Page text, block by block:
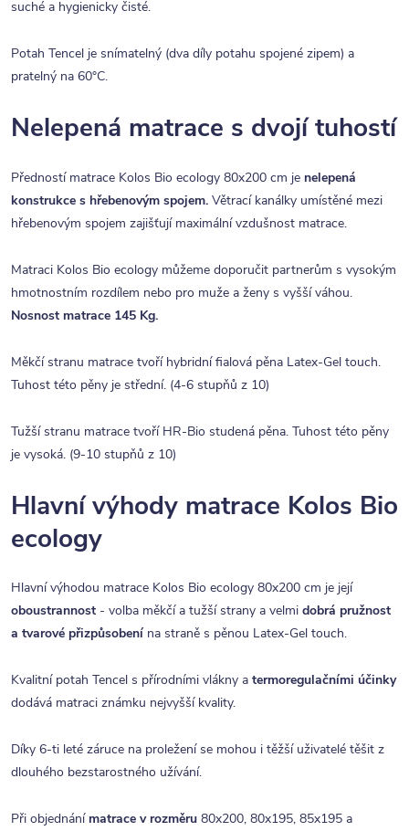
suché a hygienicky čisté.
Potah Tencel je snímatelný (dva díly potahu spojené zipem) a
pratelný na 60°C.
Nelepená matrace s dvojí tuhostí
Předností matrace Kolos Bio ecology 80x200 cm je nelepená
konstrukce s hřebenovým spojem. Větrací kanálky umístěné mezi
hřebenovým spojem zajišťují maximální vzdušnost matrace.
Matraci Kolos Bio ecology můžeme doporučit partnerům s vysokým
hmotnostním rozdílem nebo pro muže a ženy s vyšší váhou.
Nosnost matrace 145 Kg.
Měkčí stranu matrace tvoří hybridní fialová pěna Latex-Gel touch.
Tuhost této pěny je střední. (4-6 stupňů z 10)
Tužší stranu matrace tvoří HR-Bio studená pěna. Tuhost této pěny
je vysoká. (9-10 stupňů z 10)
Hlavní výhody matrace Kolos Bio
ecology
Hlavní výhodou matrace Kolos Bio ecology 80x200 cm je její
oboustrannost - volba měkčí a tužší strany a velmi dobrá pružnost
a tvarové přizpůsobení na straně s pěnou Latex-Gel touch.
Kvalitní potah Tencel s přírodními vlákny a termoregulačními účinky
dodává matraci známku nejvyšší kvality.
Díky 6-ti leté záruce na proležení se mohou i těžší uživatelé těšit z
dlouhého bezstarostného užívání.
Při objednání matrace v rozměru 80x200, 80x195, 85x195 a